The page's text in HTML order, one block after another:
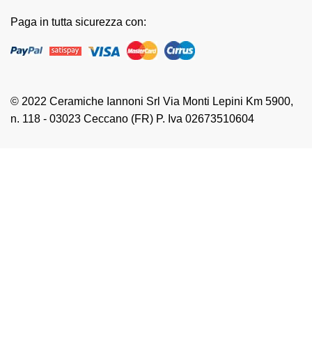
© 2022 Ceramiche Iannoni Srl Via Monti Lepini Km 5900,
n. 118 - 03023 Ceccano (FR) P. Iva 02673510604
Paga in tutta sicurezza con: